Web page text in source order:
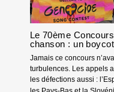
Le 70ème
chanson : un
Jamais ce concours
turbulences. Les appels
les défections aussi :